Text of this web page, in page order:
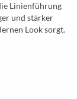
Linienführung
und stärker
Look sorgt.